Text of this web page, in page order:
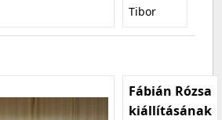
Tibor
Fábián Rózsa
kiállításának